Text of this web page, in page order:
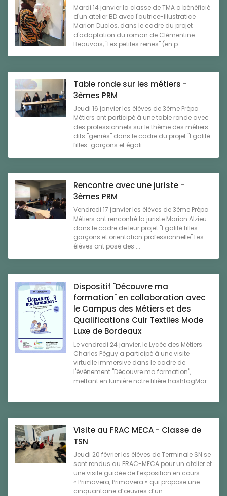
Mardi 14 janvier la classe de TMA a bénéficié
d'un atelier BD avec l'autrice-illustratice
Marion Duclos, dans le cadre du projet
d'adaptation du roman de Clémentine
Beauvais, "Les petites reines" (en p ...
Table ronde sur les métiers -
3èmes PRM
Jeudi 16 janvier les élèves de 3ème Prépa
Métiers ont participé à une table ronde avec
des professionnels sur le thème des métiers
dits "genrés" dans le cadre du projet "Egalité
filles-garçons et égali ...
Rencontre avec une juriste -
3èmes PRM
Vendredi 17 janvier les élèves de 3ème Prépa
Métiers ont rencontré la juriste Marion Alzieu
dans le cadre de leur projet "Egalité filles-
garçons et orientation professionnelle".Les
élèves ont posé des ...
Dispositif "Découvre ma
formation" en collaboration avec
le Campus des Métiers et des
Qualifications Cuir Textiles Mode
Luxe de Bordeaux
Le vendredi 24 janvier, le Lycée des Métiers
Charles Péguy a participé à une visite
virtuelle immersive dans le cadre de
l'évènement "Découvre ma formation",
mettant en lumière notre filière hashtagMar
...
Visite au FRAC MECA - Classe de
TSN
Jeudi 20 février les élèves de Terminale SN se
sont rendus au FRAC-MECA pour un atelier et
une visite guidée de l’exposition en cours
« Primavera, Primavera » qui propose une
cinquantaine d’œuvres d’un ...